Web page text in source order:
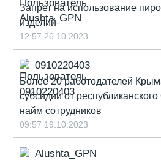
Запрет на использование
изделий
12:57 26.10.2023
0910220403
Более 20 работодателей
субсидии от
найм сотрудников
09:57 19.10.2023
Alushta_GPN